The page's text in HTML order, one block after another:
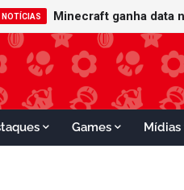
NOTÍCIAS Minecraft ganha
ADVANCE Nintendo Switch
Games Mídias